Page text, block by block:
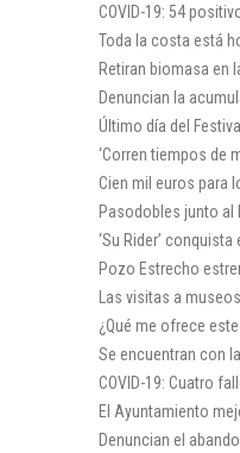
COVID-19: 54
Toda la costa está
Retiran biomasa en
Denuncian la
Último día del
‘Corren tiempos de
Cien mil euros para
Pasodobles junto al
‘Su Rider’
Pozo Estrecho
Las visitas a
¿Qué me ofrece
Se encuentran con
COVID-19: Cuatro
El Ayuntamiento
Denuncian el